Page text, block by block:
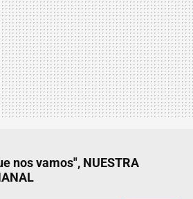
nos vamos", NUESTRA